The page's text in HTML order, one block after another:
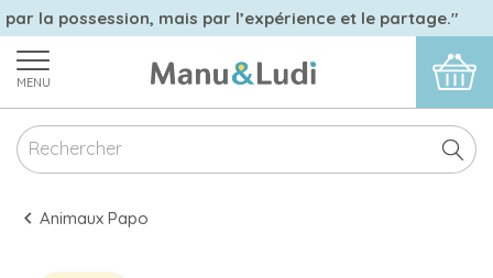
la possession, mais par l’expérience et le partage."
MENU
Animaux Papo